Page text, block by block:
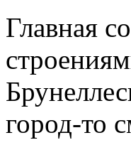
Главная
город-то